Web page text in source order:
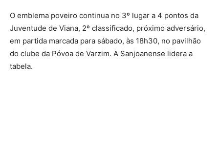
O emblema poveiro continua no 3º lugar a 4 pontos da
Juventude de Viana, 2º classificado, próximo adversário,
em partida marcada para sábado, às 18h30, no pavilhão
do clube da Póvoa de Varzim. A Sanjoanense lidera a
tabela.